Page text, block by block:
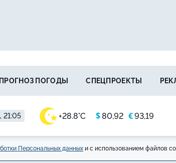
21:05 +28.8°C $80,92 €93,19
ПРОГНОЗ ПОГОДЫ СПЕЦПРОЕКТЫ
Персональных данных и с использованием файлов